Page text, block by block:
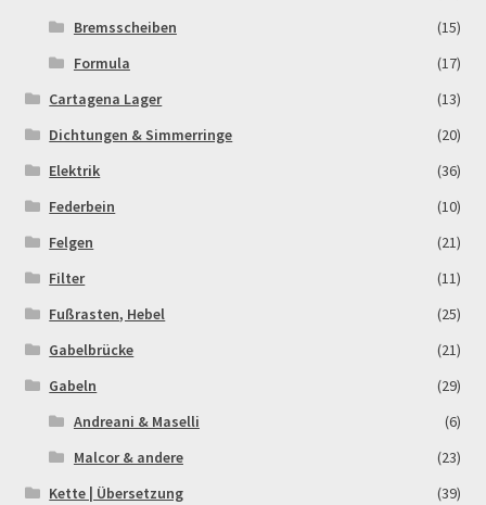
Bremsscheiben
(15)
Formula
(17)
Cartagena Lager
(13)
Dichtungen & Simmerringe
(20)
Elektrik
(36)
Federbein
(10)
Felgen
(21)
Filter
(11)
Fußrasten, Hebel
(25)
Gabelbrücke
(21)
Gabeln
(29)
Andreani & Maselli
(6)
Malcor & andere
(23)
Kette | Übersetzung
(39)